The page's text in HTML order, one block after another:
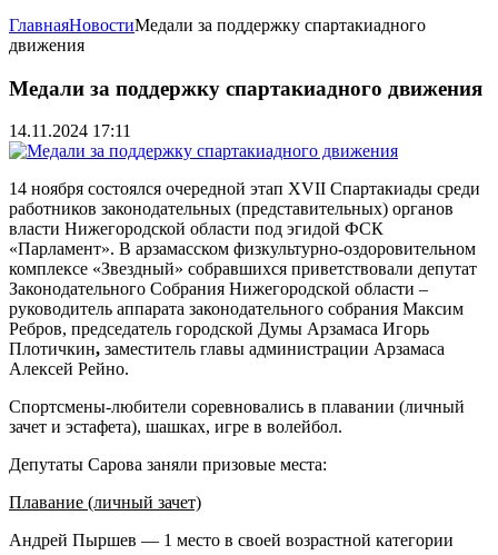
ГлавнаяНовостиМедали за поддержку спартакиадного
движения
Медали за поддержку спартакиадного движения
14.11.2024 17:11
14 ноября состоялся очередной этап XVII Спартакиады среди
работников законодательных (представительных) органов
власти Нижегородской области под эгидой ФСК
«Парламент». В арзамасском физкультурно-оздоровительном
комплексе «Звездный» собравшихся приветствовали депутат
Законодательного Собрания Нижегородской области –
руководитель аппарата законодательного собрания Максим
Ребров, председатель городской Думы Арзамаса Игорь
Плотичкин, заместитель главы администрации Арзамаса
Алексей Рейно.
Спортсмены-любители соревновались в плавании (личный
зачет и эстафета), шашках, игре в волейбол.
Депутаты Сарова заняли призовые места:
Плавание (личный зачет)
Андрей Пыршев — 1 место в своей возрастной категории